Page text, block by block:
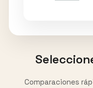
Comparaciones